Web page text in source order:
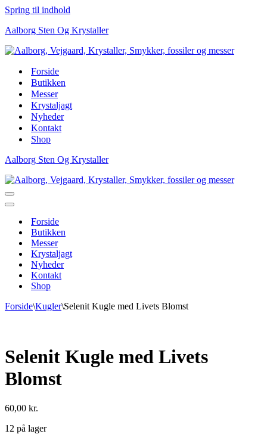
Spring til indhold
Aalborg Sten Og Krystaller
Forside
Butikken
Messer
Krystaljagt
Nyheder
Kontakt
Shop
Aalborg Sten Og Krystaller
Navigation
menu
Navigation
Forside
Butikken
Messer
Krystaljagt
Nyheder
Kontakt
Shop
Forside\Kugler\Selenit Kugle med Livets Blomst
Selenit Kugle med Livets
Blomst
60,00 kr.
12 på lager